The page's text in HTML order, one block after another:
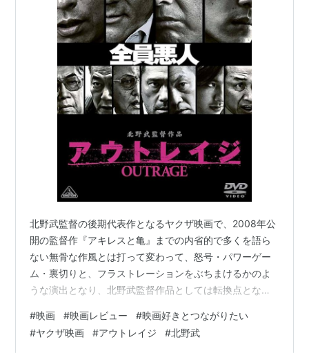
北野武監督の後期代表作となるヤクザ映画で、2008年公
開の監督作『アキレスと亀』までの内省的で多くを語ら
ない無骨な作風とは打って変わって、怒号・パワーゲー
ム・裏切りと、フラストレーションをぶちまけるかのよ
うな演出となり、北野武監督作品としては転換点となっ
#映画 #映画レビュー #映画好きとつながりたい
#ヤクザ映画 #アウトレイジ #北野武